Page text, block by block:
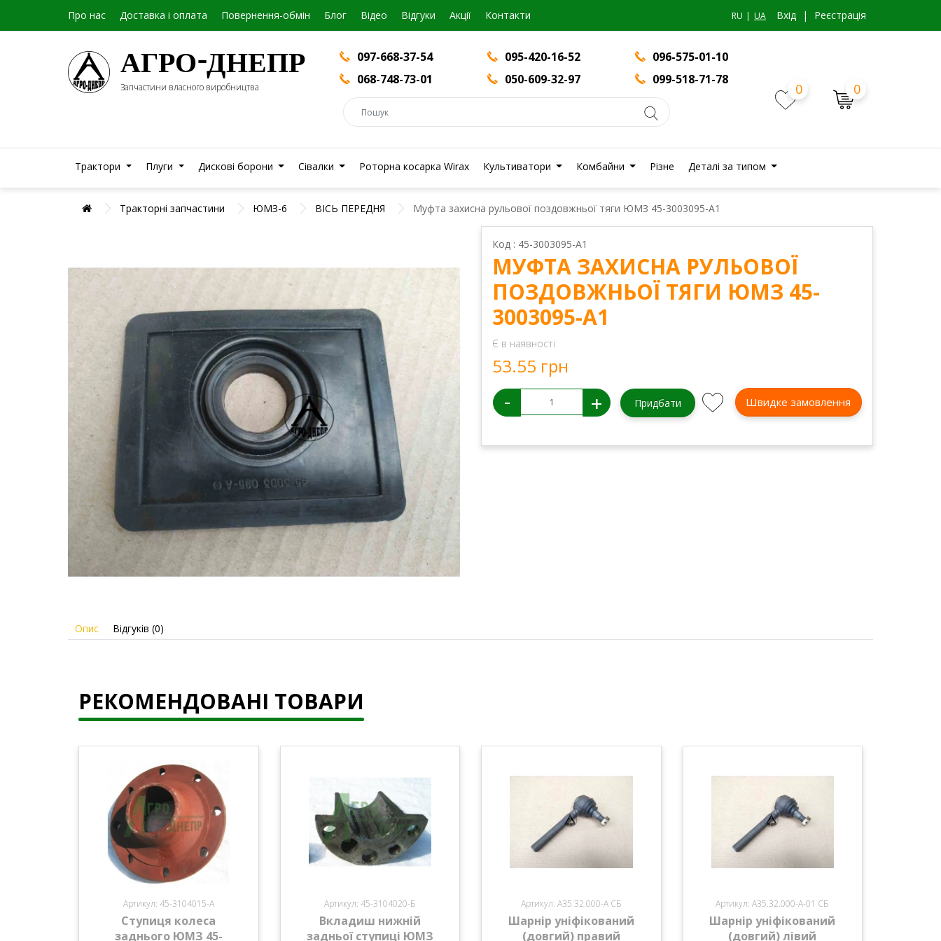
Про нас Доставка і оплата Повернення-обмін Блог Вiдео Відгуки Акції Контакти RU UA Вхiд | Реєстрація
АГРО-ДНЕПР
Запчастини власного виробництва
097-668-37-54 095-420-16-52
096-575-01-10
068-748-73-01
050-609-32-97 099-518-71-78
0 0
Трактори Плуги Дискові борони Сівалки Роторна косарка Wirax Культиватори Комбайни Різне Деталі за типом
Тракторні запчастини ЮМЗ-6 ВІСЬ ПЕРЕДНЯ Муфта захисна рульової поздовжньої тяги ЮМЗ 45-3003095-А1
Код : 45-3003095-А1
МУФТА ЗАХИСНА РУЛЬОВОЇ
ПОЗДОВЖНЬОЇ ТЯГИ ЮМЗ 45-
3003095-А1
Є в наявності
53.55 грн
- + Придбати Швидке замовлення
Опис Відгуків (0)
РЕКОМЕНДОВАНІ ТОВАРИ
Артикул: 45-3104015-А
Ступиця колеса
заднього ЮМЗ 45-
Артикул: 45-3104020-Б
Вкладиш нижній
задньої ступиці ЮМЗ
Артикул: А35.32.000-А СБ
Шарнір уніфікований
(довгий) правий
Артикул: А35.32.000-А-01 СБ
Шарнір уніфікований
(довгий) лівий